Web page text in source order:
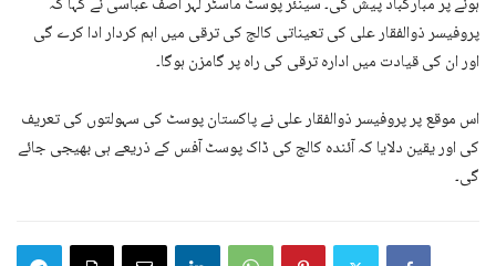
پروفیسر ذوالفقار علی کی تعیناتی کالج کی ترقی میں اہم کردار ادا کرے گی
اور ان کی قیادت میں ادارہ ترقی کی راہ پر گامزن ہوگا۔
اس موقع پر پروفیسر ذوالفقار علی نے پاکستان پوسٹ کی سہولتوں کی تعریف
کی اور یقین دلایا کہ آئندہ کالج کی ڈاک پوسٹ آفس کے ذریعے ہی بھیجی جائے
گی۔